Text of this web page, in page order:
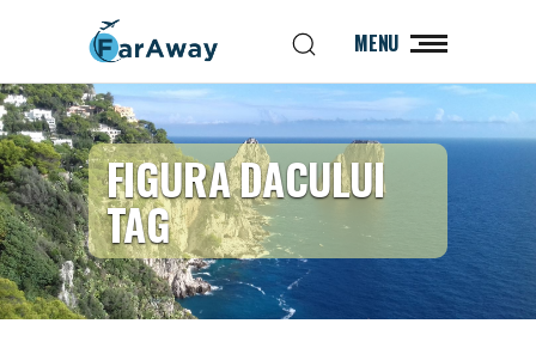
MENU
FIGURA DACULUI
TAG